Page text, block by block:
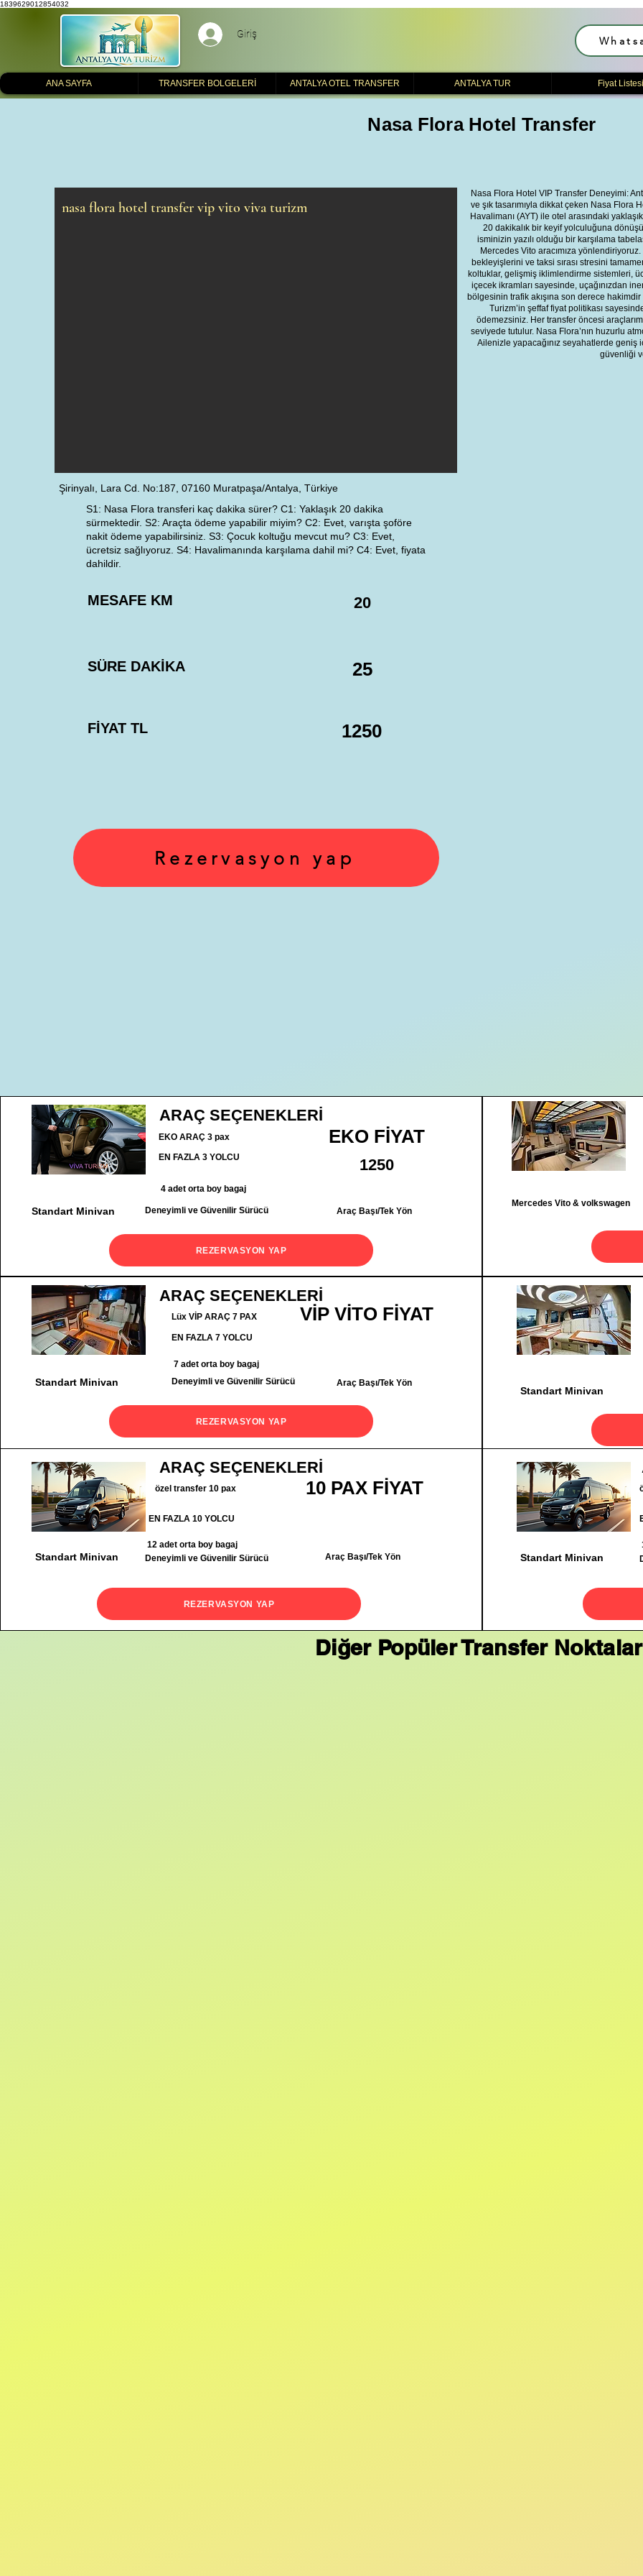
1839629012854032
Giriş
ANA SAYFA TRANSFER BOLGELERİ ANTALYA OTEL TRANSFER ANTALYA TUR Fiyat Listesi
Nasa Flora Hotel Transfer
nasa flora hotel transfer vip vito viva turizm
Şirinyalı, Lara Cd. No:187, 07160 Muratpaşa/Antalya, Türkiye
S1: Nasa Flora transferi kaç dakika sürer? C1: Yaklaşık 20 dakika
sürmektedir. S2: Araçta ödeme yapabilir miyim? C2: Evet, varışta şoföre
nakit ödeme yapabilirsiniz. S3: Çocuk koltuğu mevcut mu? C3: Evet,
ücretsiz sağlıyoruz. S4: Havalimanında karşılama dahil mi? C4: Evet, fiyata
dahildir.
MESAFE KM
SÜRE DAKİKA
FİYAT TL
20
25
1250
Nasa Flora Hotel VIP Transfer Deneyimi:
ve şık tasarımıyla dikkat çeken Nasa Flora
Havalimanı (AYT) ile otel arasındaki
20 dakikalık bir keyif yolculuğuna
isminizin yazılı olduğu bir karşılama
Mercedes Vito aracımıza
bekleyişlerini ve taksi sırası stresini
koltuklar, gelişmiş iklimlendirme sistemleri,
içecek ikramları sayesinde, uçağınızdan
bölgesinin trafik akışına son derece
Turizm’in şeffaf fiyat politikası
ödemezsiniz. Her transfer öncesi
seviyede tutulur. Nasa Flora’nın huzurlu
Ailenizle yapacağınız seyahatlerde geniş
güvenliği
Rezervasyon yap
ARAÇ SEÇENEKLERİ
EKO ARAÇ 3 pax EKO FİYAT
EN FAZLA 3 YOLCU 1250
4 adet orta boy bagaj
Standart Minivan Deneyimli ve Güvenilir Sürücü Araç Başı/Tek Yön
REZERVASYON YAP
Mercedes Vito & volkswagen
ARAÇ SEÇENEKLERİ
Lüx VİP ARAÇ 7 PAX VİP VİTO FİYAT
EN FAZLA 7 YOLCU
7 adet orta boy bagaj
Standart Minivan Deneyimli ve Güvenilir Sürücü Araç Başı/Tek Yön
REZERVASYON YAP
Standart Minivan
ARAÇ SEÇENEKLERİ
özel transfer 10 pax 10 PAX FİYAT
EN FAZLA 10 YOLCU
12 adet orta boy bagaj
Standart Minivan Deneyimli ve Güvenilir Sürücü Araç Başı/Tek Yön
REZERVASYON YAP
Standart Minivan
Diğer Popüler Transfer